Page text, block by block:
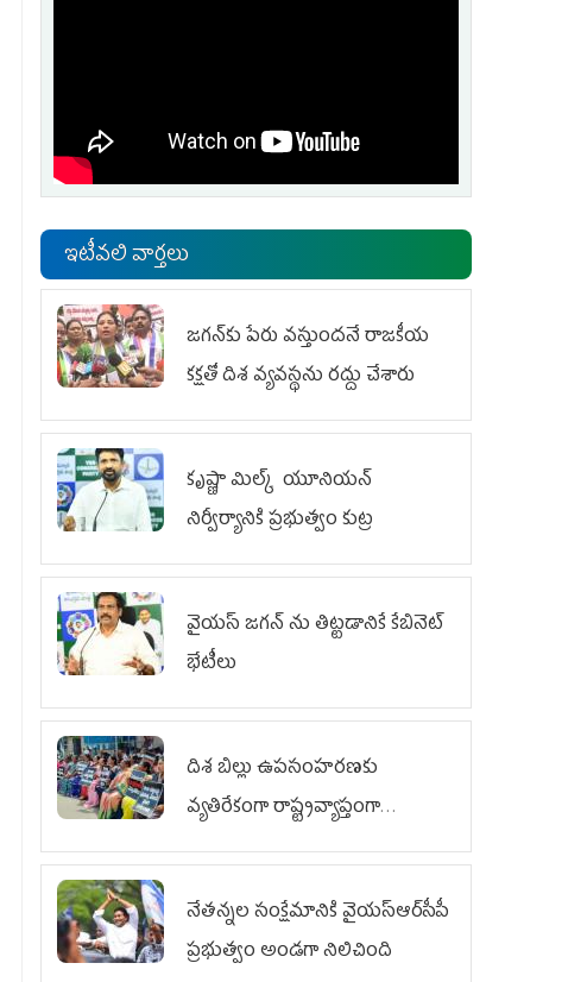
ఇటీవలి వార్తలు
జగన్‌కు పేరు వస్తుందనే రాజకీయ
కక్షతో దిశ వ్య‌వ‌స్థ‌ను రద్దు చేశారు
కృష్ణా మిల్క్‌ యూనియన్‌
నిర్వీర్యానికి ప్రభుత్వం కుట్ర
వైయ‌స్ జగన్‌ ను తిట్టడానికే కేబినెట్‌
భేటీలు
దిశ బిల్లు ఉపసంహరణకు
వ్యతిరేకంగా రాష్ట్రవ్యాప్తంగా
వైయ‌స్ఆర్‌సీపీ మహిళా విభాగం
నేతన్నల సంక్షేమానికి వైయ‌స్ఆర్‌సీపీ
ప్రభుత్వం అండగా నిలిచింది